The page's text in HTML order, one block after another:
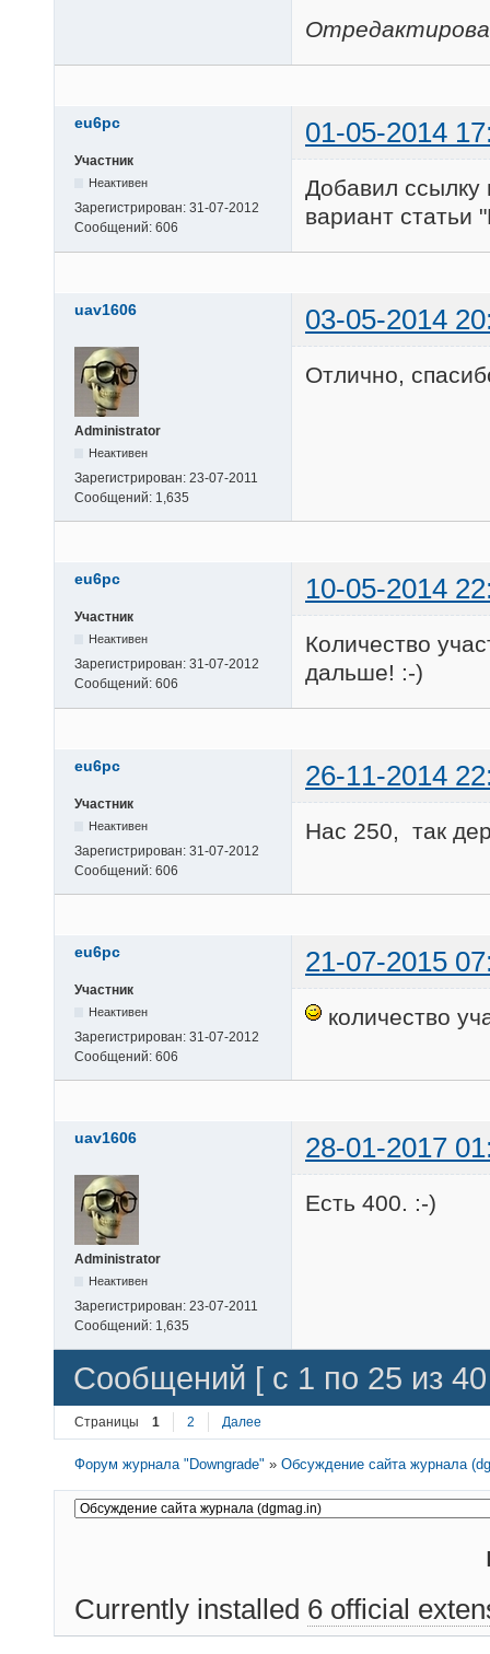
eu6pc 01-05-2014
Участник
Неактивен
Зарегистрирован: 31-07-2012
Сообщений: 606
Добавил ссылку
вариант статьи
uav1606 03-05-2014
Administrator
Неактивен
Зарегистрирован: 23-07-2011
Сообщений: 1,635
Отлично,
eu6pc 10-05-2014
Участник
Неактивен
Зарегистрирован: 31-07-2012
Сообщений: 606
Количество
дальше! :-)
eu6pc 26-11-2014
Участник
Неактивен
Зарегистрирован: 31-07-2012
Сообщений: 606
Нас 250, так
eu6pc 21-07-2015
Участник
Неактивен
Зарегистрирован: 31-07-2012
Сообщений: 606
количество
uav1606 28-01-2017
Administrator
Неактивен
Зарегистрирован: 23-07-2011
Сообщений: 1,635
Есть 400. :-)
Сообщений [ с 1 по 25 из
Страницы 1 2 Далее
Форум журнала "Downgrade" »Обсуждение сайта журнала
Currently installed 6 official